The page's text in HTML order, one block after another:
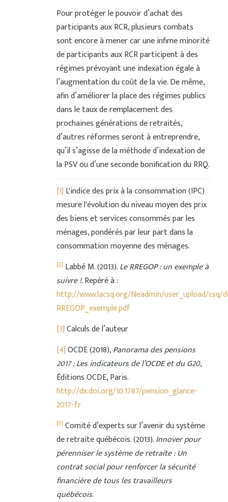
Pour protéger le pouvoir d’achat des
participants aux RCR, plusieurs combats
sont encore à mener car une infime minorité
de participants aux RCR participent à des
régimes prévoyant une indexation égale à
l’augmentation du coût de la vie. De même,
afin d’améliorer la place des régimes publics
dans le taux de remplacement des
prochaines générations de retraités,
d’autres réformes seront à entreprendre,
qu’il s’agisse de la méthode d’indexation de
la PSV ou d’une seconde bonification du RRQ.
[1] L'indice des prix à la consommation (IPC)
mesure l'évolution du niveau moyen des prix
des biens et services consommés par les
ménages, pondérés par leur part dans la
consommation moyenne des ménages.
[2] Labbé M. (2013).Le RREGOP : un exemple à
suivre !. Repéré à :
http://www.lacsq.org/fileadmin/user_upload/
RREGOP_exemple.pdf
[3]Calculs de l’auteur
[4]OCDE (2018),Panorama des pensions
2017 : Les indicateurs de l’OCDE et du G20,
Éditions OCDE, Paris.
http://dx.doi.org/10.1787/pension_glance-
2017-fr
[5] Comité d’experts sur l’avenir du système
de retraite québécois. (2013).Innover pour
pérenniser le système de retraite : Un
contrat social pour renforcer la sécurité
financière de tous les travailleurs
québécois.